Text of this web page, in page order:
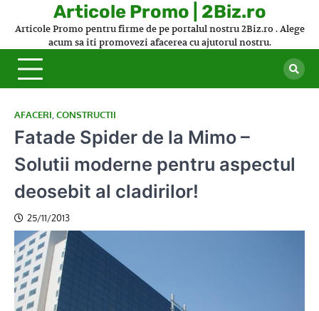
Articole Promo | 2Biz.ro
Articole Promo pentru firme de pe portalul nostru 2Biz.ro . Alege
acum sa iti promovezi afacerea cu ajutorul nostru.
AFACERI CONSTRUCTII
Fatade Spider de la Mimo –
Solutii moderne pentru aspectul
deosebit al cladirilor!
25/11/2013